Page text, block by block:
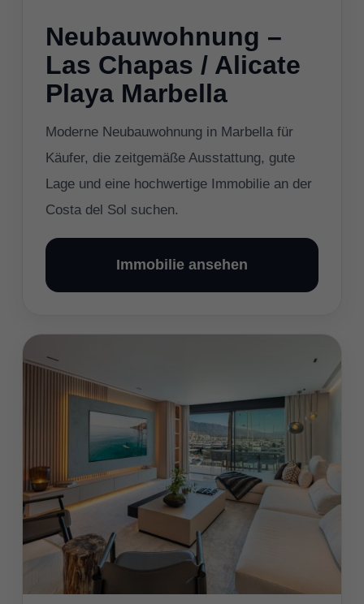
Neubauwohnung –
Las Chapas / Alicate
Playa Marbella
Moderne Neubauwohnung in Marbella für
Käufer, die zeitgemäße Ausstattung, gute
Lage und eine hochwertige Immobilie an der
Costa del Sol suchen.
Immobilie ansehen